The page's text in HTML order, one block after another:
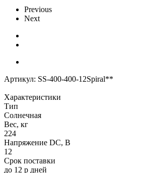
Previous
Next
Артикул: SS-400-400-12Spiral**
Характеристики
Тип
Солнечная
Вес, кг
224
Напряжение DC, В
12
Срок поставки
до 12 р дней